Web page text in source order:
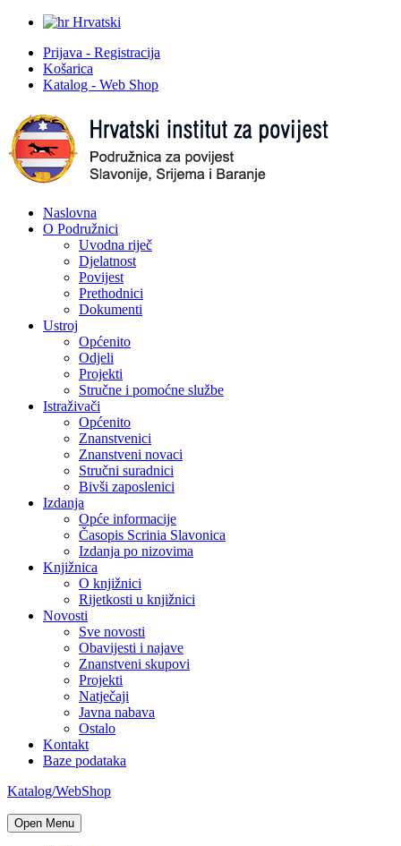
Hrvatski
Prijava - Registracija
Košarica
Katalog - Web Shop
Naslovna
O Podružnici
Uvodna riječ
Djelatnost
Povijest
Prethodnici
Dokumenti
Ustroj
Općenito
Odjeli
Projekti
Stručne i pomoćne službe
Istraživači
Općenito
Znanstvenici
Znanstveni novaci
Stručni suradnici
Bivši zaposlenici
Izdanja
Opće informacije
Časopis Scrinia Slavonica
Izdanja po nizovima
Knjižnica
O knjižnici
Rijetkosti u knjižnici
Novosti
Sve novosti
Obavijesti i najave
Znanstveni skupovi
Projekti
Natječaji
Javna nabava
Ostalo
Kontakt
Baze podataka
Katalog/WebShop
Open Menu